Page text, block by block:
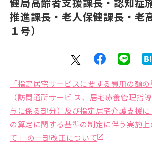
推進課長・老人保健課長・老
１号）
「指定居宅サービスに要する費用の額
（訪問通所サービ ス、居宅療養管理指
与に係る部分）及び指定居宅介護支援
の算定に関する基準の制定に伴う実施
て」 の一部改正について